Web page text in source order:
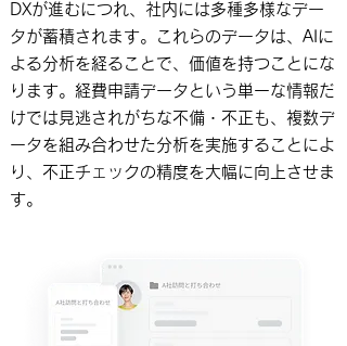
DXが進むにつれ、社内には多種多様なデー
タが蓄積されます。これらのデータは、AIに
よる分析を経ることで、価値を持つことにな
ります。経費申請データという単一な情報だ
けでは見逃されがちな不備・不正も、複数デ
ータを組み合わせた分析を実施することによ
り、不正チェックの精度を大幅に向上させま
す。